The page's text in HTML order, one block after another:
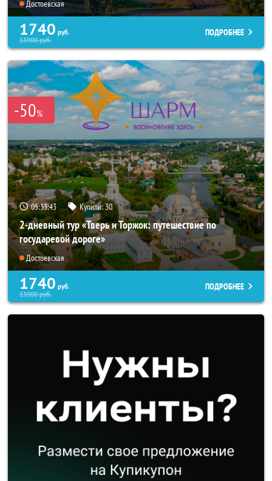
Достоевская
1740 руб.
13900руб.
ПОДРОБНЕЕ
-50%
05:33:41 Купили:30
2-дневный тур «Тверь и Торжок: путешествие по
государевой дороге»
Достоевская
1740 руб.
13900руб.
ПОДРОБНЕЕ